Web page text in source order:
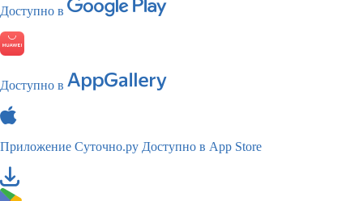
Доступно в
Доступно в
Приложение Суточно.ру Доступно в App Store